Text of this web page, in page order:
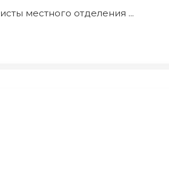
местного отделения ...